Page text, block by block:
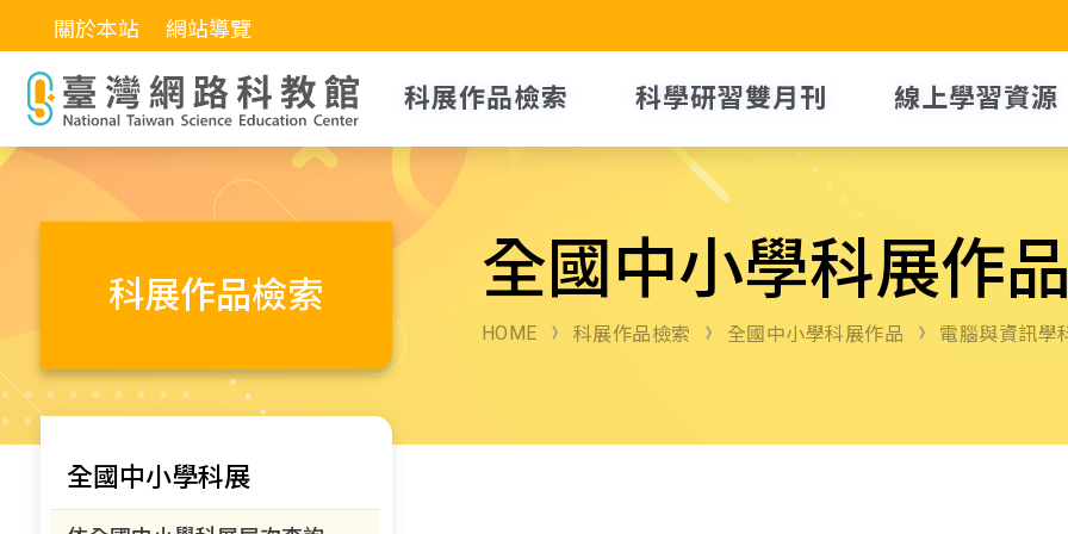
關於本站 網站導覽
科展作品檢索 科學研習雙月刊 線上學習資源
科展作品檢索 全國中小學科展作
HOME 科展作品檢索 全國中小學科展作品 電腦與資訊學
全國中小學科展